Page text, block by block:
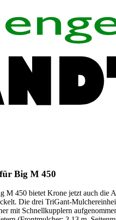
Big M 450
M 450 bietet Krone jetzt auch die
Die drei TriGant-
mit Schnellkupplern